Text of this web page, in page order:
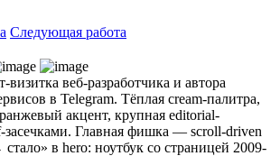
Следующая работа
веб-разработчика и автора
в Telegram. Тёплая cream-палитра,
акцент, крупная editorial-
засечками. Главная фишка — scroll-driven
в hero: ноутбук со страницей 2009-